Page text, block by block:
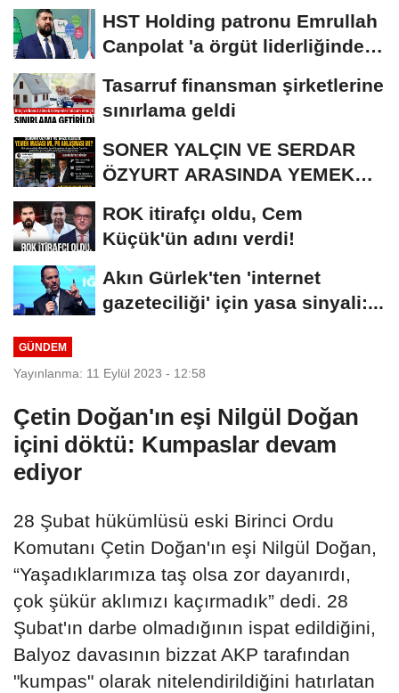
HST Holding patronu Emrullah
Canpolat 'a örgüt liderliğinden
Tasarruf finansman şirketlerine
sınırlama geldi
SONER YALÇIN VE SERDAR
ÖZYURT ARASINDA YEMEK
ROK itirafçı oldu, Cem
Küçük'ün adını verdi!
Akın Gürlek'ten 'internet
gazeteciliği' için yasa sinyali:...
GÜNDEM
Yayınlanma: 11 Eylül 2023 - 12:58
Çetin Doğan'ın eşi Nilgül Doğan
içini döktü: Kumpaslar devam
ediyor
28 Şubat hükümlüsü eski Birinci Ordu
Komutanı Çetin Doğan'ın eşi Nilgül Doğan,
“Yaşadıklarımıza taş olsa zor dayanırdı,
çok şükür aklımızı kaçırmadık” dedi. 28
Şubat'ın darbe olmadığının ispat edildiğini,
Balyoz davasının bizzat AKP tarafından
"kumpas" olarak nitelendirildiğini hatırlatan